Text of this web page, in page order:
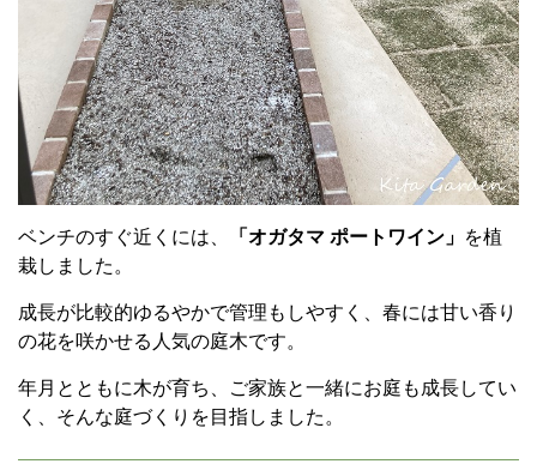
ベンチのすぐ近くには、 「オガタマ ポートワイン」 を植
栽しました。
成長が比較的ゆるやかで管理もしやすく、春には甘い香り
の花を咲かせる人気の庭木です。
年月とともに木が育ち、ご家族と一緒にお庭も成長してい
く、そんな庭づくりを目指しました。